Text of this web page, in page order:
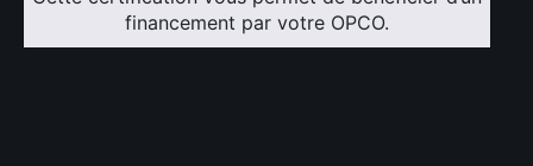
financement par votre OPCO.